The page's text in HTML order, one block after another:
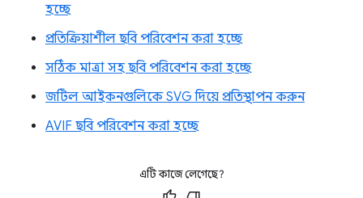
হচ্ছে
প্রতিক্রিয়াশীল ছবি পরিবেশন করা হচ্ছে
সঠিক মাত্রা সহ ছবি পরিবেশন করা হচ্ছে
জটিল আইকনগুলিকে SVG দিয়ে প্রতিস্থাপন করুন
AVIF ছবি পরিবেশন করা হচ্ছে
এটি কাজে লেগেছে?